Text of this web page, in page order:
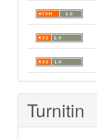
Turnitin